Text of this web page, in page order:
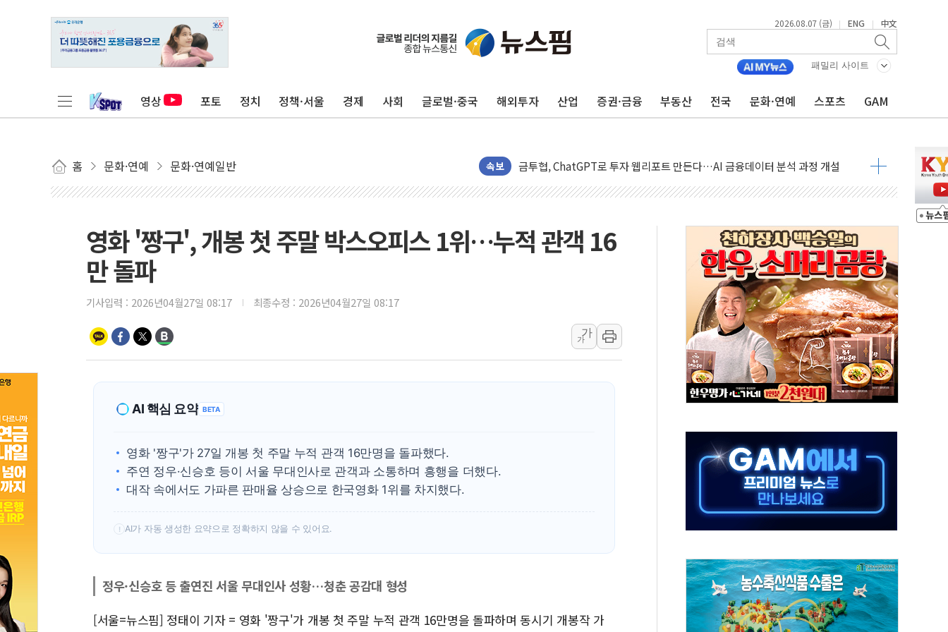
2026.08.07 (금) | ENG | 中文
패밀리 사이트
영상 포토 정치 정책·서울 경제 사회 글로벌·중국 해외투자 산업 증권·금융 부동산 전국 문화·연예 스포츠 GAM
홈 문화·연예 문화·연예일반 속보
李대통령, 규제합리화위 부위원장에 김태유·국립외교원장에 김흥규
한병도 "국민의힘, 말로만 주택 공급…도시정비법·주택법 등 처리 협조하라"
박홍근 "국가재정시스템 안정성 한순간도 흔들려선 안돼"
우리자산운용, MMF 순자산 30조 돌파…증시 급락에 업계 1위
TBH글로벌, 상반기 매출 1006억원…전년비 13.9% 증가
AI 메모리 향한 뜨거운 관심…SK하이닉스, FMS서 '풀스택' 기술력 과시
건설 불황 속 내실 다진 한샘…B2B 확장으로 성장동력 확보
"내년 메모리 물량 동났다"…선수금 내걸고 확보 전쟁
현대지에프홀딩스, 자사주 1000억 연내 소각…2분기 영업익 853억
관광객 3000만명 목표인데…외국인 숙박 부가세 환급 앞당겨 종료
[뉴스핌 이 시각 PICK] 축구협회 성접대 기간, 대표팀 무패 外
美 정보 당국 "푸틴, 몇 년 내 NATO 결속력 시험하려 한정적 침공 가능성"
인도, 바이오가스 생산에 3.5조원 투입키로...'에너지 자립' 일환
신인류콘텐츠, 핀란드 AI 기업 Audission Oy와 운영 파트너십 체결
"일부 존치" vs "전면 개발"…서리풀2구역 갈등, 협의 테이블에
영화 '짱구', 개봉 첫 주말 박스오피스 1위…누적 관객 16
만 돌파
기사입력 : 2026년04월27일 08:17 최종수정 : 2026년04월27일 08:17
가
가
AI 핵심 요약 BETA
영화 '짱구'가 27일 개봉 첫 주말 누적 관객 16만명을 돌파했다.
주연 정우·신승호 등이 서울 무대인사로 관객과 소통하며 흥행을 더했다.
대작 속에서도 가파른 판매율 상승으로 한국영화 1위를 차지했다.
! AI가 자동 생성한 요약으로 정확하지 않을 수 있어요.
정우·신승호 등 출연진 서울 무대인사 성황…청춘 공감대 형성
[서울=뉴스핌] 정태이 기자 = 영화 '짱구'가 개봉 첫 주말 누적 관객 16만명을 돌파하며 동시기 개봉작 가